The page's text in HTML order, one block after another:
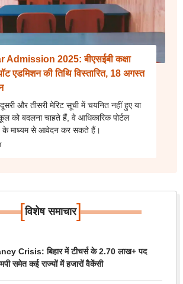
Admission 2025: बीएसईबी कक्षा
एडमिशन की तिथि विस्तारित, 18 अगस्त
और तीसरी मेरिट सूची में चयनित नहीं हुए या
को बदलना चाहते हैं, वे आधिकारिक पोर्टल
माध्यम से आवेदन कर सकते हैं।
[विशेष समाचार]
Crisis: बिहार में टीचर्स के 2.70 लाख+ पद
समेत कई राज्यों में हजारों वैकेंसी